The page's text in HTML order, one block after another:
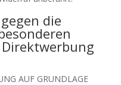
die
AUF GRUNDLAGE